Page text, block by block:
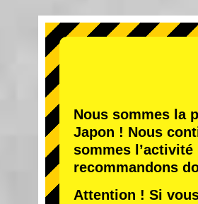
Nous sommes la
Japon ! Nous
sommes l’activité
recommandons
Attention ! Si